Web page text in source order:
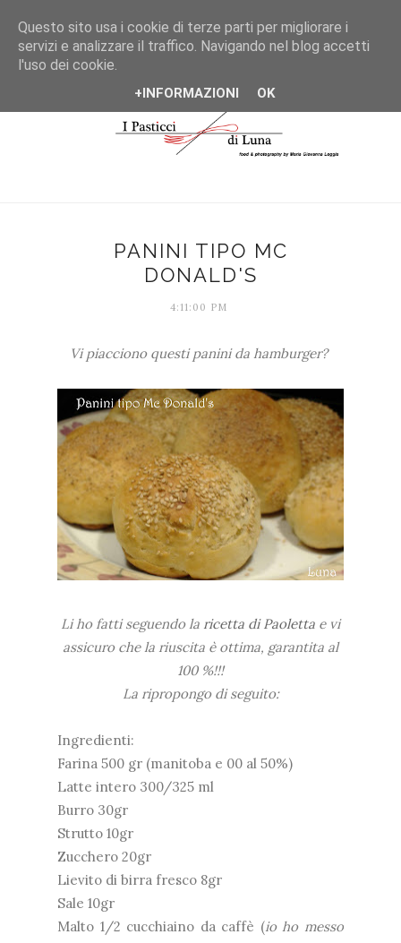
PANINI TIPO MC
DONALD'S
4:11:00 PM
Vi piacciono questi panini da hamburger?
Li ho fatti seguendo la ricetta di Paoletta e vi
assicuro che la riuscita è ottima, garantita al
100 %!!!
La ripropongo di seguito:
Ingredienti:
Farina 500 gr (manitoba e 00 al 50%)
Latte intero 300/325 ml
Burro 30gr
Strutto 10gr
Zucchero 20gr
Lievito di birra fresco 8gr
Sale 10gr
Malto 1/2 cucchiaino da caffè (io ho messo
Questo sito usa i cookie di terze parti per migliorare i
servizi e analizzare il traffico. Navigando nel blog accetti
l'uso dei cookie.
+INFORMAZIONI OK